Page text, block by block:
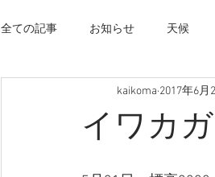
全ての記事 お知らせ 天候
イワカ
kaikoma 2017年6月